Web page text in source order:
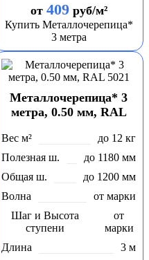
от 409руб/м²
Купить Металлочерепица*
3 метра
Металлочерепица* 3
метра, 0.50 мм, RAL
Вес м²
до 12 кг
Полезная ш.
до 1180 мм
Общая ш.
до 1200 мм
Волна
от марки
Шаг и Высота
ступени
от
марки
Длина
3 м